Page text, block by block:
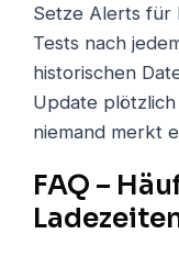
Setze Alerts für
Tests nach
historischen
Update
niemand merkt
FAQ –